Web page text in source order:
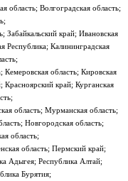
область; Волгоградская область;
Забайкальский край; Ивановская
Республика; Калининградская
Кемеровская область; Кировская
Красноярский край; Курганская
область; Мурманская область;
Новгородская область;
область;
область; Пермский край;
Адыгея; Республика Алтай;
Бурятия;